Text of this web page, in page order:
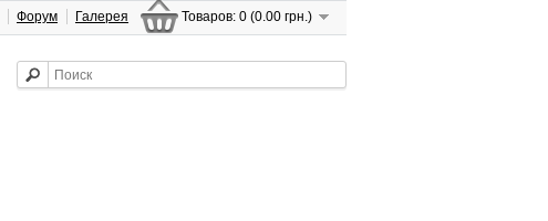
Товаров: 0 (0.00 грн.)
Форум Галерея